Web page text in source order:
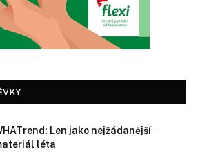
Len jako nejžádanější
léta